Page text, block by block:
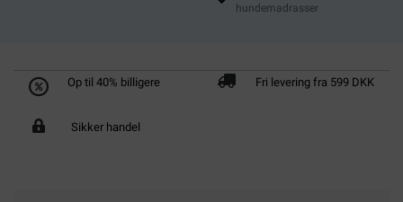
hundemadrasser
Op til 40% billigere Fri levering fra 599 DKK
Sikker handel